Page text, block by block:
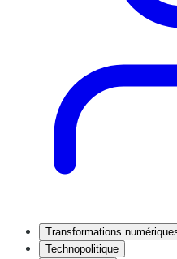
Transformations
Technopolitique